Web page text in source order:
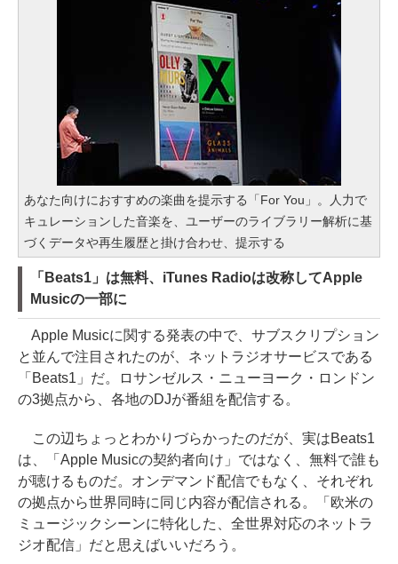
あなた向けにおすすめの楽曲を提示する「For You」。人力で
キュレーションした音楽を、ユーザーのライブラリー解析に基
づくデータや再生履歴と掛け合わせ、提示する
「Beats1」は無料、iTunes Radioは改称してApple
Musicの一部に
Apple Musicに関する発表の中で、サブスクリプション
と並んで注目されたのが、ネットラジオサービスである
「Beats1」だ。ロサンゼルス・ニューヨーク・ロンドン
の3拠点から、各地のDJが番組を配信する。
この辺ちょっとわかりづらかったのだが、実はBeats1
は、「Apple Musicの契約者向け」ではなく、無料で誰も
が聴けるものだ。オンデマンド配信でもなく、それぞれ
の拠点から世界同時に同じ内容が配信される。「欧米の
ミュージックシーンに特化した、全世界対応のネットラ
ジオ配信」だと思えばいいだろう。